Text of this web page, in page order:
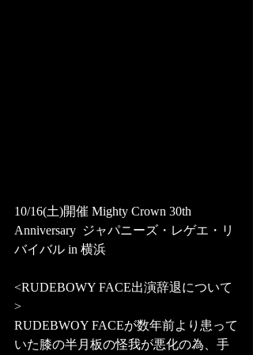
10/16(土)開催 Mighty Crown 30th
Anniversary  ジャパニーズ・レゲエ・リ
バイバル in 横浜
<RUDEBOWY FACE出演辞退について
>
RUDEBWOY FACEが数年前より患って
いた膝の半月板の怪我が悪化の為、手